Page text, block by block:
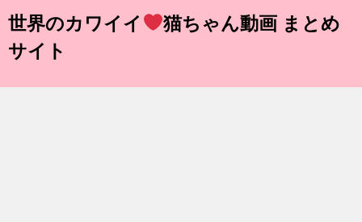
世界のカワイイ
猫ちゃん動画 まとめ
サイト